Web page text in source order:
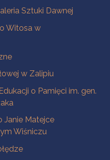
Sztuki Dawnej
Witosa w
w Zalipiu
o Pamięci im. gen.
Janie Matejce
Wiśniczu